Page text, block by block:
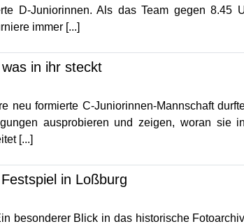
D-Juniorinnen. Als das Team gegen 8.45
immer [...]
in ihr steckt
neu formierte C-Juniorinnen-Mannschaft
ausprobieren und zeigen, woran sie
[...]
in Loßburg
besonderer Blick in das historische